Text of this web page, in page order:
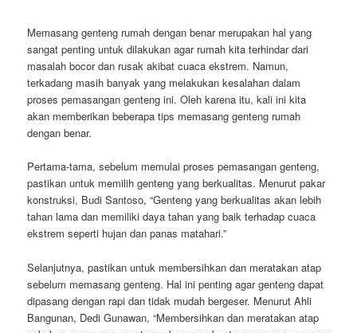
Memasang genteng rumah dengan benar merupakan hal yang
sangat penting untuk dilakukan agar rumah kita terhindar dari
masalah bocor dan rusak akibat cuaca ekstrem. Namun,
terkadang masih banyak yang melakukan kesalahan dalam
proses pemasangan genteng ini. Oleh karena itu, kali ini kita
akan memberikan beberapa tips memasang genteng rumah
dengan benar.
Pertama-tama, sebelum memulai proses pemasangan genteng,
pastikan untuk memilih genteng yang berkualitas. Menurut pakar
konstruksi, Budi Santoso, “Genteng yang berkualitas akan lebih
tahan lama dan memiliki daya tahan yang baik terhadap cuaca
ekstrem seperti hujan dan panas matahari.”
Selanjutnya, pastikan untuk membersihkan dan meratakan atap
sebelum memasang genteng. Hal ini penting agar genteng dapat
dipasang dengan rapi dan tidak mudah bergeser. Menurut Ahli
Bangunan, Dedi Gunawan, “Membersihkan dan meratakan atap